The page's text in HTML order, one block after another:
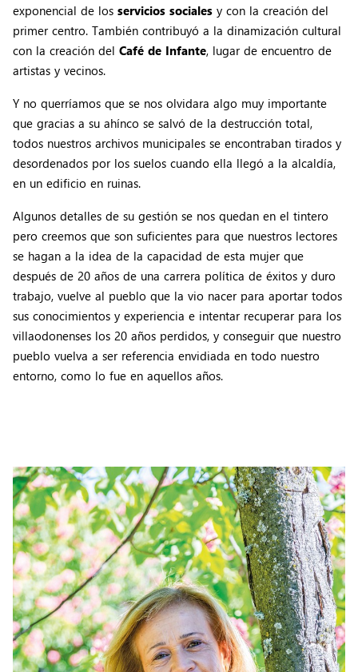
exponencial de los servicios sociales y con la creación del
primer centro. También contribuyó a la dinamización cultural
con la creación del Café de Infante, lugar de encuentro de
artistas y vecinos.
Y no querríamos que se nos olvidara algo muy importante
que gracias a su ahínco se salvó de la destrucción total,
todos nuestros archivos municipales se encontraban tirados y
desordenados por los suelos cuando ella llegó a la alcaldía,
en un edificio en ruinas.
Algunos detalles de su gestión se nos quedan en el tintero
pero creemos que son suficientes para que nuestros lectores
se hagan a la idea de la capacidad de esta mujer que
después de 20 años de una carrera política de éxitos y duro
trabajo, vuelve al pueblo que la vio nacer para aportar todos
sus conocimientos y experiencia e intentar recuperar para los
villaodonenses los 20 años perdidos, y conseguir que nuestro
pueblo vuelva a ser referencia envidiada en todo nuestro
entorno, como lo fue en aquellos años.